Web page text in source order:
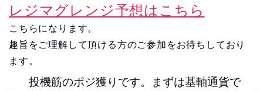
レジマグレンジ予想はこちら
こちらになります。
趣旨をご理解して頂ける方のご参加をお待ちしており
ます。
投機筋のポジ獲りです。まずは基軸通貨で